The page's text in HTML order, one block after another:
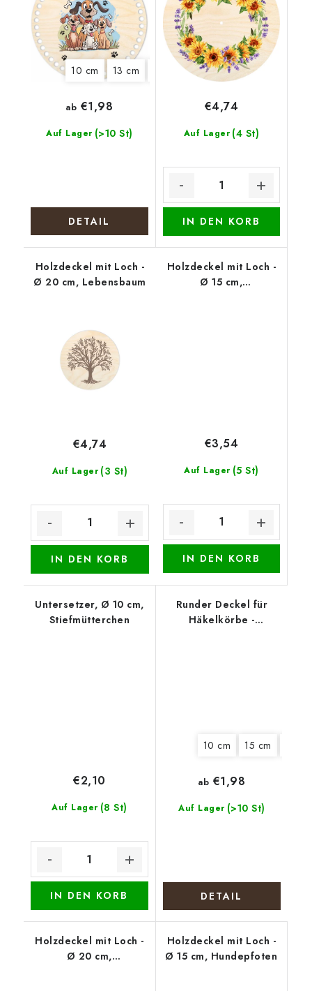
10 cm 13 cm 18 cm 20 cm
Auf Lager (>10 St)
ab €1,98
DETAIL
Auf Lager (4 St)
€4,74
IN DEN KORB
Holzdeckel mit Loch -
Ø 20 cm, Lebensbaum
Auf Lager (3 St)
€4,74
IN DEN KORB
Holzdeckel mit Loch -
Ø 15 cm,
Auf Lager (5 St)
€3,54
IN DEN KORB
Untersetzer, Ø 10 cm,
Stiefmütterchen
Auf Lager (8 St)
€2,10
IN DEN KORB
Runder Deckel für
Häkelkörbe -
10 cm 15 cm
Auf Lager (>10 St)
ab €1,98
DETAIL
Holzdeckel mit Loch -
Ø 20 cm,
Holzdeckel mit Loch -
Ø 15 cm, Hundepfoten